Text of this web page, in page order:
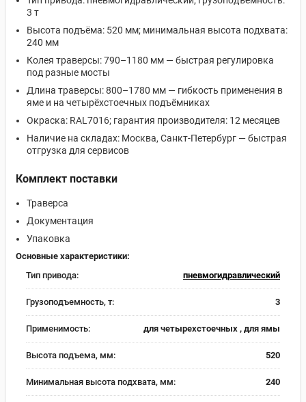
3 т
Высота подъёма: 520 мм; минимальная высота подхвата:
240 мм
Колея траверсы: 790–1180 мм — быстрая регулировка
под разные мосты
Длина траверсы: 800–1780 мм — гибкость применения в
яме и на четырёхстоечных подъёмниках
Окраска: RAL7016; гарантия производителя: 12 месяцев
Наличие на складах: Москва, Санкт‑Петербург — быстрая
отгрузка для сервисов
Комплект поставки
Траверса
Документация
Упаковка
Основные характеристики:
Тип привода:
пневмогидравлический
Грузоподъемность, т: 3
Применимость: для четырехстоечных , для ямы
Высота подъема, мм: 520
Минимальная высота подхвата, мм: 240